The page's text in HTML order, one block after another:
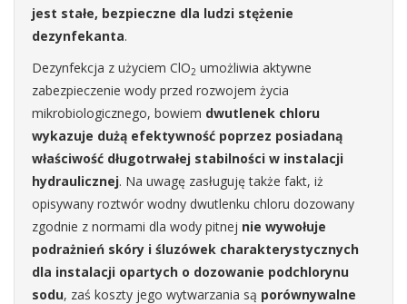
jest stałe, bezpieczne dla ludzi stężenie
dezynfekanta.
Dezynfekcja z użyciem ClO2 umożliwia aktywne
zabezpieczenie wody przed rozwojem życia
mikrobiologicznego, bowiem dwutlenek chloru
wykazuje dużą efektywność poprzez posiadaną
właściwość długotrwałej stabilności w instalacji
hydraulicznej. Na uwagę zasługuję także fakt, iż
opisywany roztwór wodny dwutlenku chloru dozowany
zgodnie z normami dla wody pitnej nie wywołuje
podrażnień skóry i śluzówek charakterystycznych
dla instalacji opartych o dozowanie podchlorynu
sodu, zaś koszty jego wytwarzania są porównywalne